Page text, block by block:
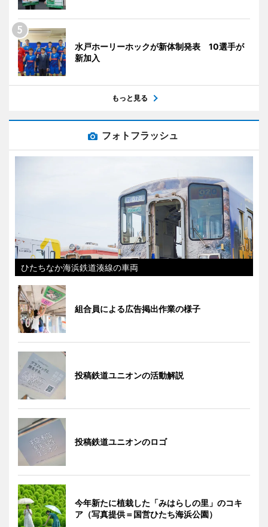
水戸ホーリーホックが新体制発表 10選手が
新加入
もっと見る
フォトフラッシュ
ひたちなか海浜鉄道湊線の車両
組合員による広告掲出作業の様子
投稿鉄道ユニオンの活動解説
投稿鉄道ユニオンのロゴ
今年新たに植栽した「みはらしの里」のコキ
ア（写真提供＝国営ひたち海浜公園）